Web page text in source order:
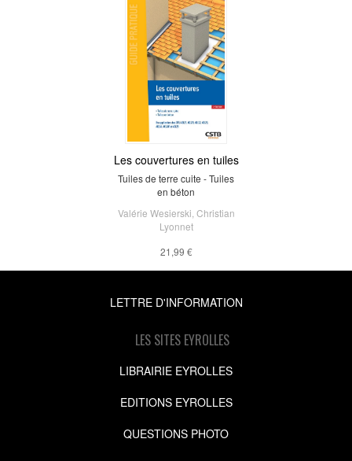
Les couvertures en tuiles
Tuiles de terre cuite - Tuiles
en béton
Valérie Wesierski Christian
Lyonnet
21,99 €
LETTRE D'INFORMATION
LES SITES EYROLLES
LIBRAIRIE EYROLLES
EDITIONS EYROLLES
QUESTIONS PHOTO